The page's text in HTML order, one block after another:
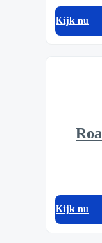
Kijk nu
Kijk nu